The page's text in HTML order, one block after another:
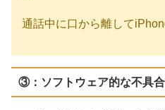
通話中に口から離して
③：ソフトウェア的な不具